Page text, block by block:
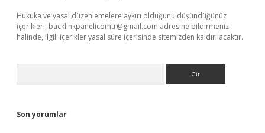
Hukuka ve yasal düzenlemelere aykırı olduğunu düşündüğünüz
içerikleri, backlinkpanelicomtr@gmail.com adresine bildirmeniz
halinde, ilgili içerikler yasal süre içerisinde sitemizden kaldırılacaktır.
Son yorumlar